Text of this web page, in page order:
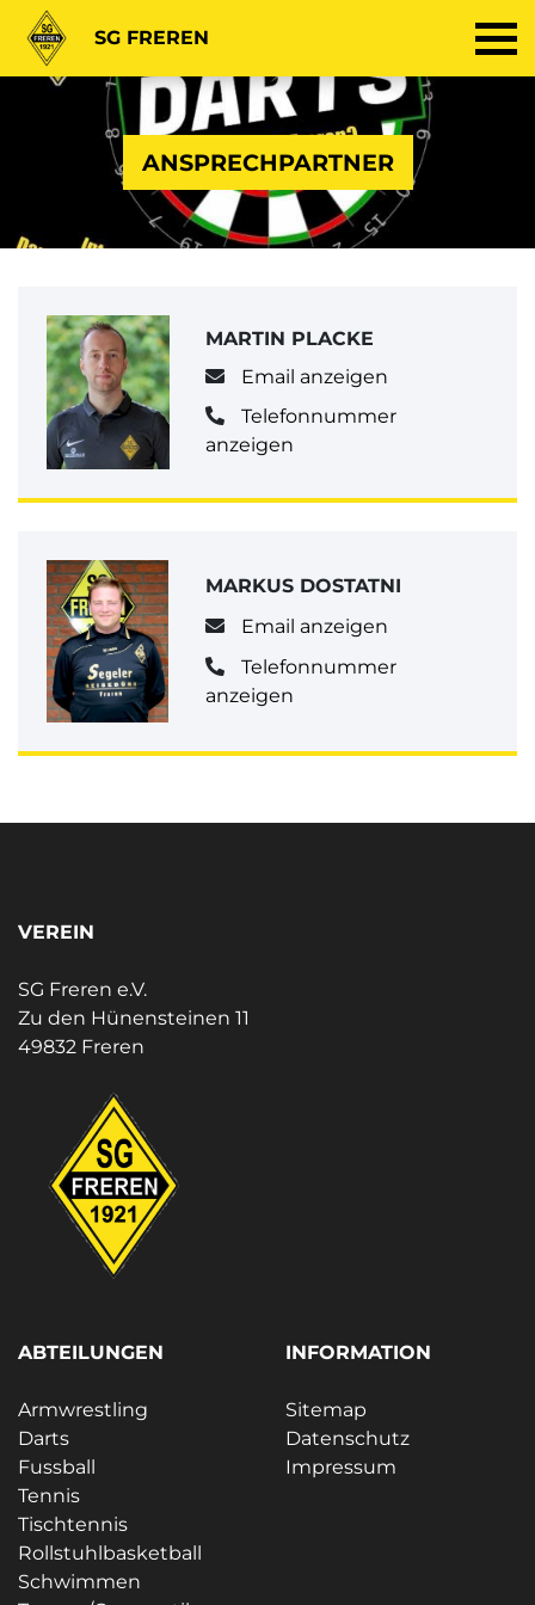
SG FREREN
ANSPRECHPARTNER
MARTIN PLACKE
Email anzeigen
Telefonnummer
anzeigen
MARKUS DOSTATNI
Email anzeigen
Telefonnummer
anzeigen
VEREIN
SG Freren e.V.
Zu den Hünensteinen 11
49832 Freren
ABTEILUNGEN
Armwrestling
Darts
Fussball
Tennis
Tischtennis
Rollstuhlbasketball
Schwimmen
INFORMATION
Sitemap
Datenschutz
Impressum